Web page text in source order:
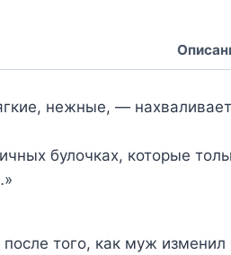
нежные, —
булочках, которые
того, как муж